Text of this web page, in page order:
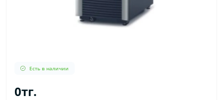
Есть в наличии
0тг.